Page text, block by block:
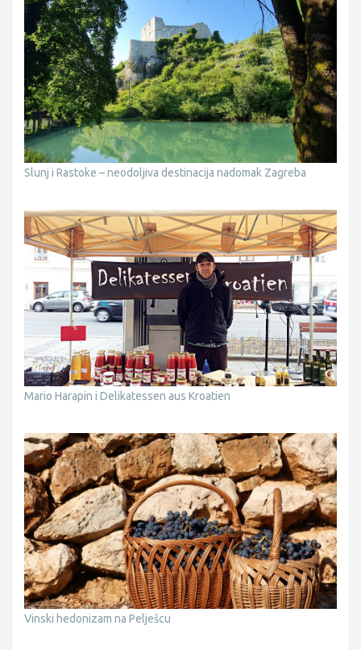
Slunj i Rastoke – neodoljiva destinacija nadomak Zagreba
Mario Harapin i Delikatessen aus Kroatien
Vinski hedonizam na Pelješcu